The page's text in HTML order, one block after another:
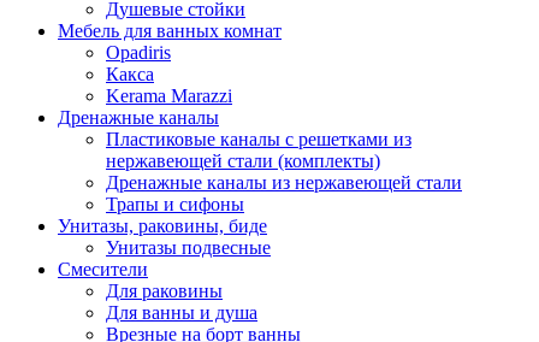
Душевые стойки
Мебель для ванных комнат
Opadiris
Какса
Kerama Marazzi
Дренажные каналы
Пластиковые каналы с решетками из
нержавеющей стали (комплекты)
Дренажные каналы из нержавеющей стали
Трапы и сифоны
Унитазы, раковины, биде
Унитазы подвесные
Смесители
Для раковины
Для ванны и душа
Врезные на борт ванны